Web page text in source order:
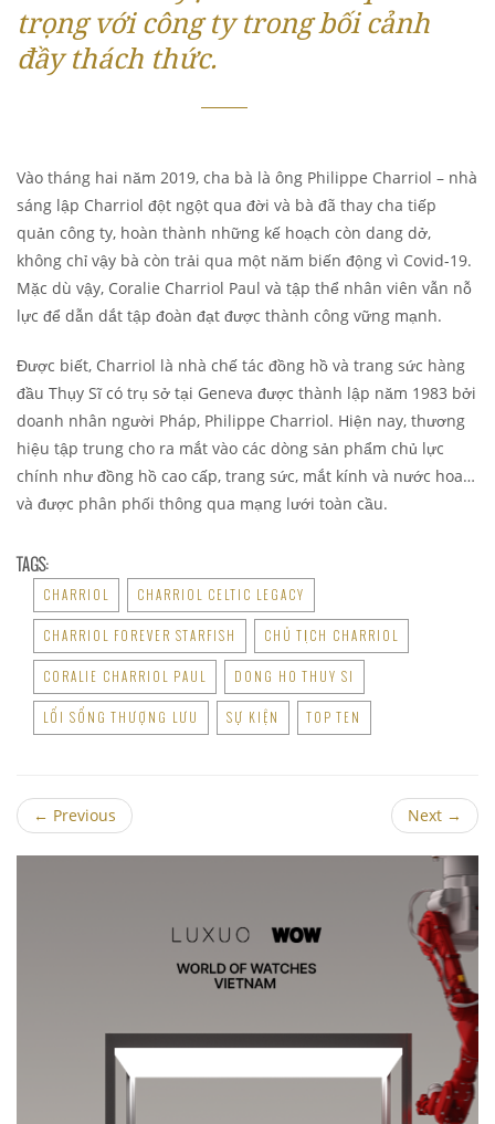
trọng với công ty trong bối cảnh
đầy thách thức.
Vào tháng hai năm 2019, cha bà là ông Philippe Charriol – nhà
sáng lập Charriol đột ngột qua đời và bà đã thay cha tiếp
quản công ty, hoàn thành những kế hoạch còn dang dở,
không chỉ vậy bà còn trải qua một năm biến động vì Covid-19.
Mặc dù vậy, Coralie Charriol Paul và tập thể nhân viên vẫn nỗ
lực để dẫn dắt tập đoàn đạt được thành công vững mạnh.
Được biết, Charriol là nhà chế tác đồng hồ và trang sức hàng
đầu Thụy Sĩ có trụ sở tại Geneva được thành lập năm 1983 bởi
doanh nhân người Pháp, Philippe Charriol. Hiện nay, thương
hiệu tập trung cho ra mắt vào các dòng sản phẩm chủ lực
chính như đồng hồ cao cấp, trang sức, mắt kính và nước hoa…
và được phân phối thông qua mạng lưới toàn cầu.
TAGS:
CHARRIOL CHARRIOL CELTIC LEGACY
CHARRIOL FOREVER STARFISH CHỦ TỊCH CHARRIOL
CORALIE CHARRIOL PAUL DONG HO THUY SI
LỐI SỐNG THƯỢNG LƯU SỰ KIỆN TOP TEN
← Previous Next →